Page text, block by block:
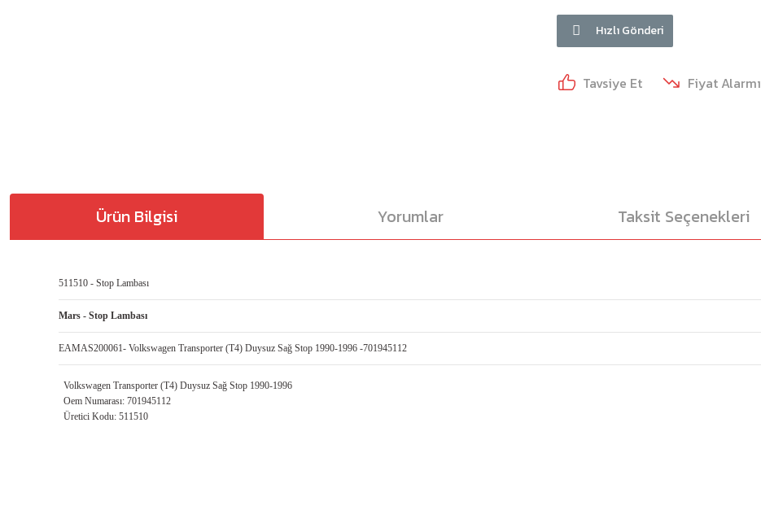
Hızlı Gönderi
Tavsiye Et Fiyat Alarmı
Ürün Bilgisi Yorumlar Taksit Seçenekleri
511510 - Stop Lambası
Mars - Stop Lambası
EAMAS200061- Volkswagen Transporter (T4) Duysuz Sağ Stop 1990-1996 -701945112
Volkswagen Transporter (T4) Duysuz Sağ Stop 1990-1996
Oem Numarası: 701945112
Üretici Kodu: 511510